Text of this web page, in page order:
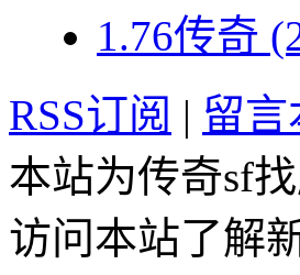
1.76传奇
RSS订阅 | 留言
本站为传奇sf
访问本站了解